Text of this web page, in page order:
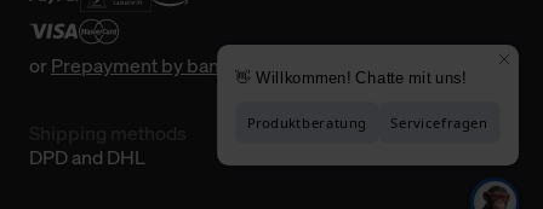
orPrepayment by bank transfer
DPD and DHL